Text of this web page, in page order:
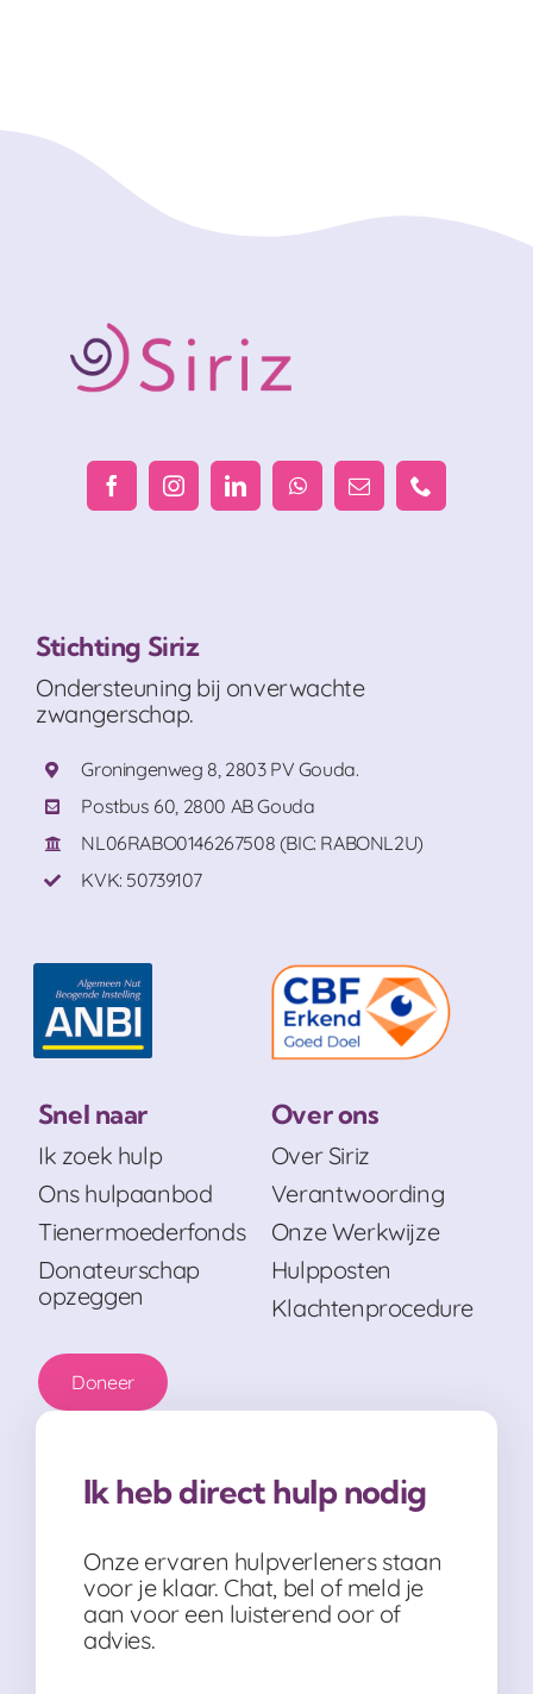
Stichting Siriz
Ondersteuning bij onverwachte
zwangerschap.
Groningenweg 8, 2803 PV Gouda.
Postbus 60, 2800 AB Gouda
NL06RABO0146267508 (BIC: RABONL2U)
KVK: 50739107
Snel naar
Ik zoek hulp
Ons hulpaanbod
Tienermoederfonds
Donateurschap
opzeggen
Doneer
Over ons
Over Siriz
Verantwoording
Onze Werkwijze
Hulpposten
Klachtenprocedure
Ik heb direct hulp nodig
Onze ervaren hulpverleners staan
voor je klaar. Chat, bel of meld je
aan voor een luisterend oor of
advies.